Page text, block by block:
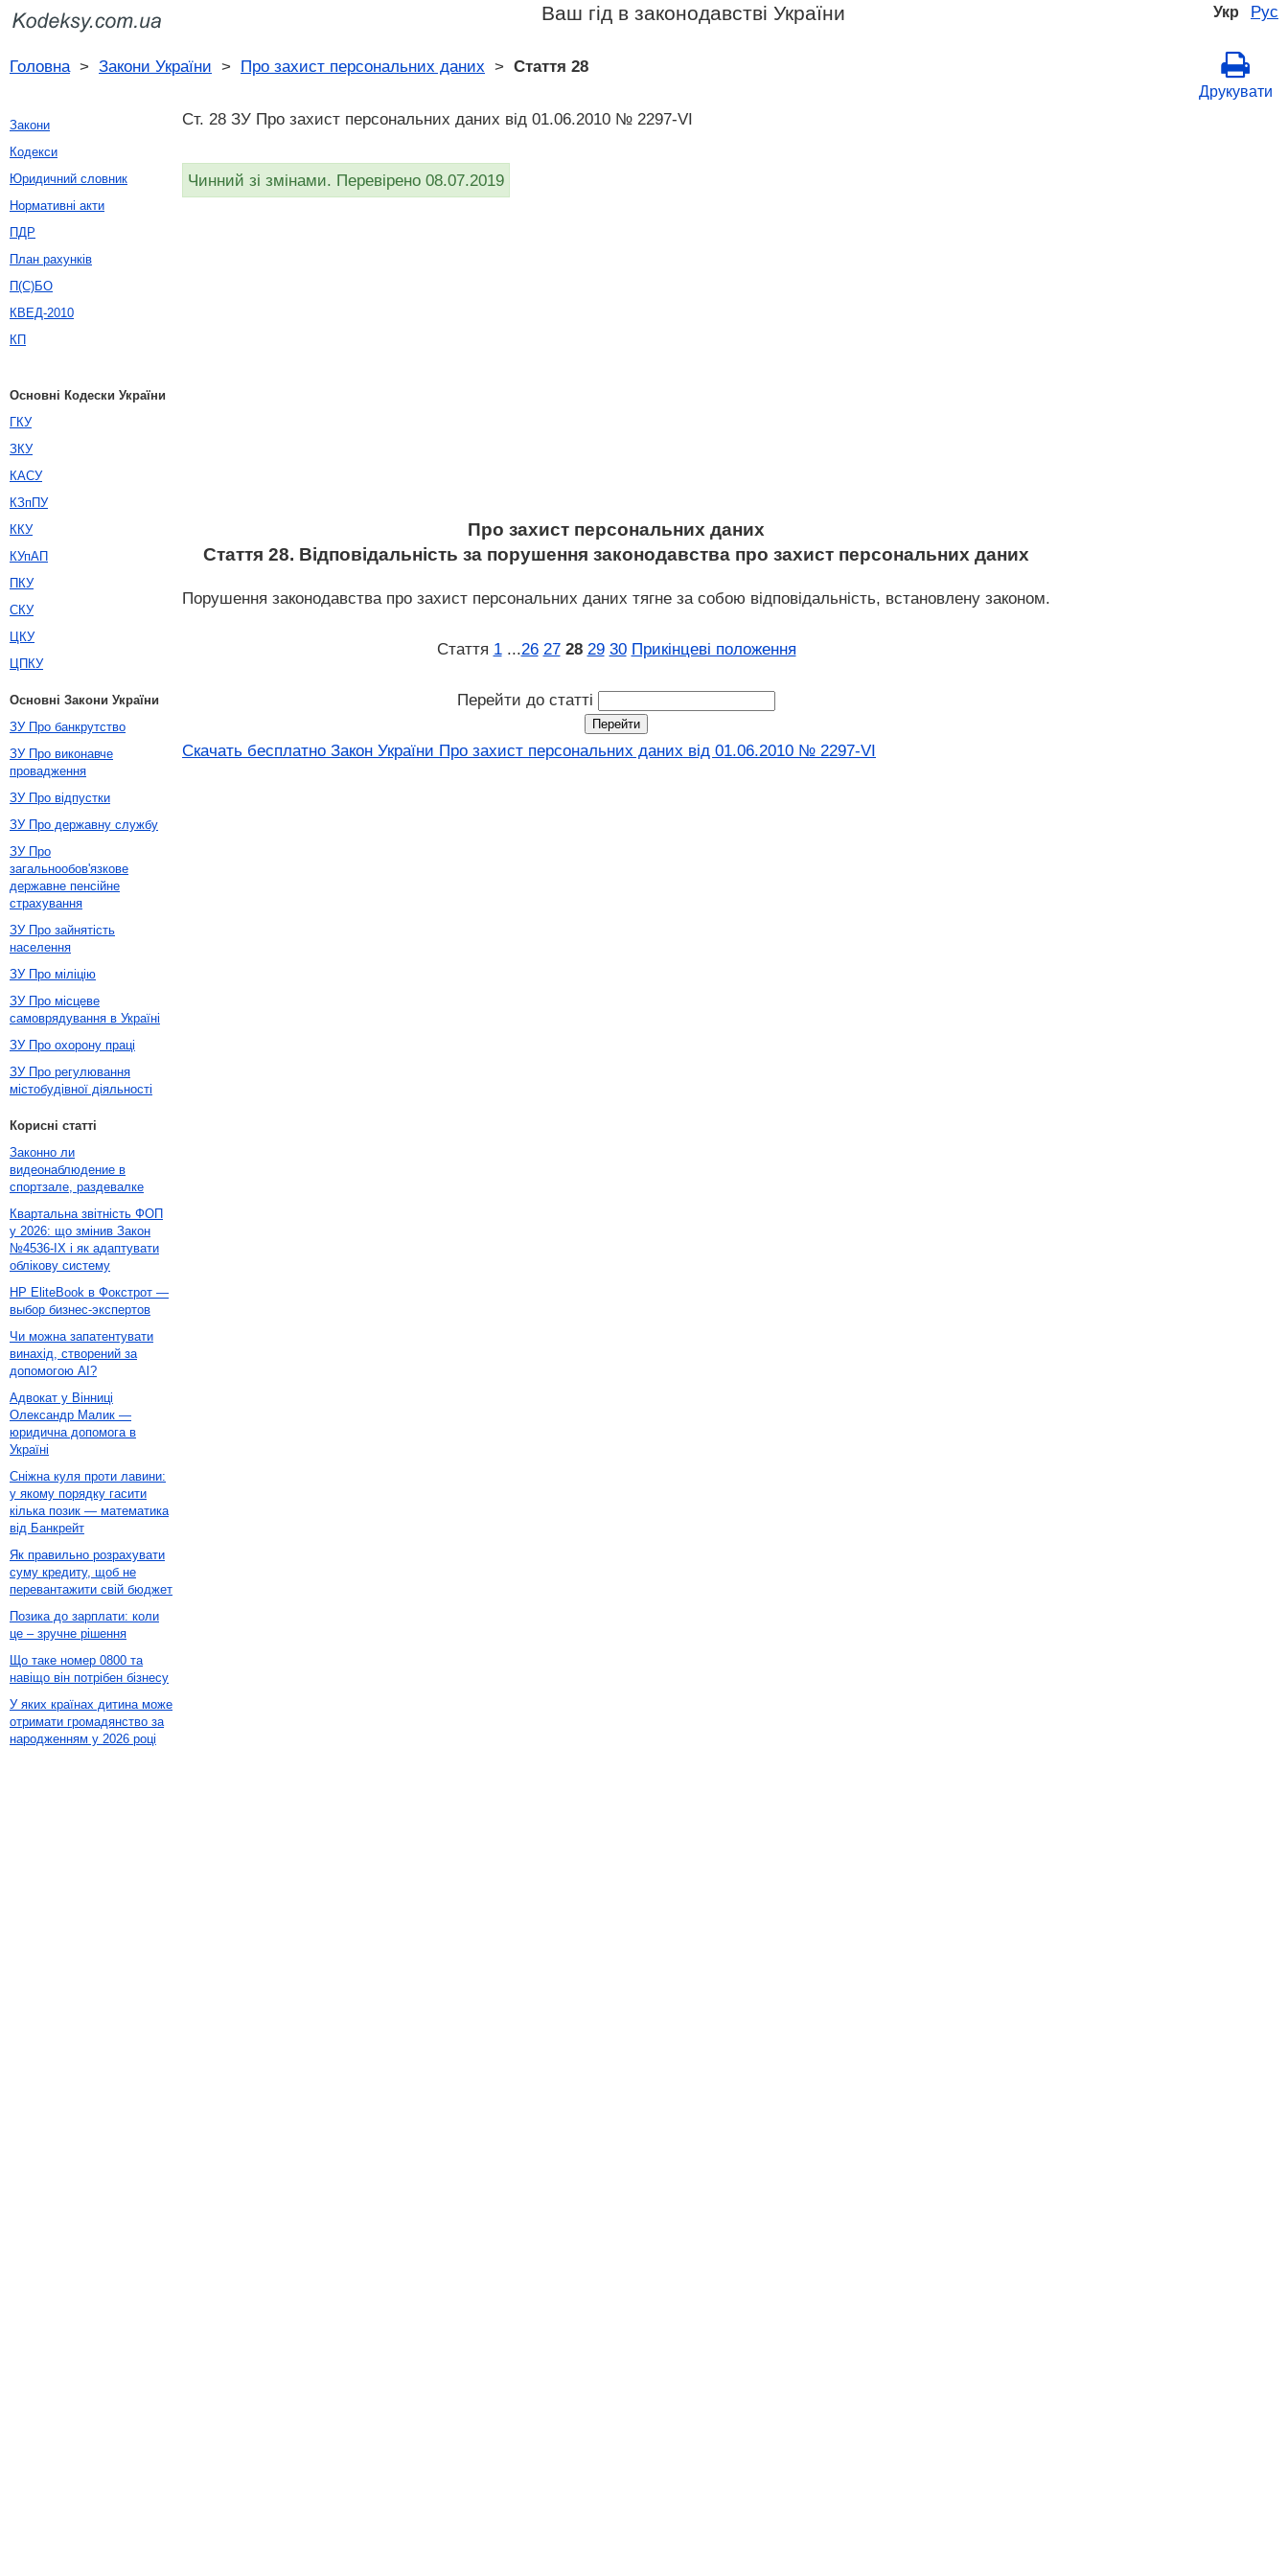
Укр Рус
Ваш гід в законодавстві України
Головна> Закони України > Про захист персональних даних > Стаття 28
Друкувати
Ст. 28 ЗУ Про захист персональних даних від 01.06.2010 № 2297-VI
Чинний зі змінами. Перевірено 08.07.2019
Про захист персональних даних
Стаття 28. Відповідальність за порушення законодавства про захист персональних даних
Порушення законодавства про захист персональних даних тягне за собою відповідальність, встановлену законом.
Стаття 1 ...26 27 28 29 30 Прикінцеві положення
Перейти до статті
Скачать бесплатно Закон України Про захист персональних даних від 01.06.2010 № 2297-VI
Закони
Кодекси
Юридичний словник
Нормативні акти
ПДР
План рахунків
П(С)БО
КВЕД-2010
КП
Основні Кодески України
ГКУ
ЗКУ
КАСУ
КЗпПУ
ККУ
КУпАП
ПКУ
СКУ
ЦКУ
ЦПКУ
Основні Закони України
ЗУ Про банкрутство
ЗУ Про виконавче
провадження
ЗУ Про відпустки
ЗУ Про державну службу
ЗУ Про
загальнообов'язкове
державне пенсійне
страхування
ЗУ Про зайнятість
населення
ЗУ Про міліцію
ЗУ Про місцеве
самоврядування в Україні
ЗУ Про охорону праці
ЗУ Про регулювання
містобудівної діяльності
Корисні статті
Законно ли
видеонаблюдение в
спортзале, раздевалке
Квартальна звітність ФОП
у 2026: що змінив Закон
№4536-IX і як адаптувати
облікову систему
HP EliteBook в Фокстрот —
выбор бизнес-экспертов
Чи можна запатентувати
винахід, створений за
допомогою AI?
Адвокат у Вінниці
Олександр Малик —
юридична допомога в
Україні
Сніжна куля проти лавини:
у якому порядку гасити
кілька позик — математика
від Банкрейт
Як правильно розрахувати
суму кредиту, щоб не
перевантажити свій бюджет
Позика до зарплати: коли
це – зручне рішення
Що таке номер 0800 та
навіщо він потрібен бізнесу
У яких країнах дитина може
отримати громадянство за
народженням у 2026 році